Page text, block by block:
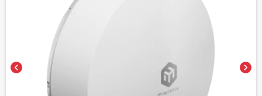
chevron_left chevron_right